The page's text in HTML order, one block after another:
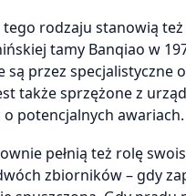
rodzaju stanowią
tamy Banqiao w
są przez
także sprzężone z
potencjalnych
pełnią też rolę
zbiorników – gdy